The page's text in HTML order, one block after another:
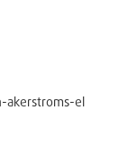
el